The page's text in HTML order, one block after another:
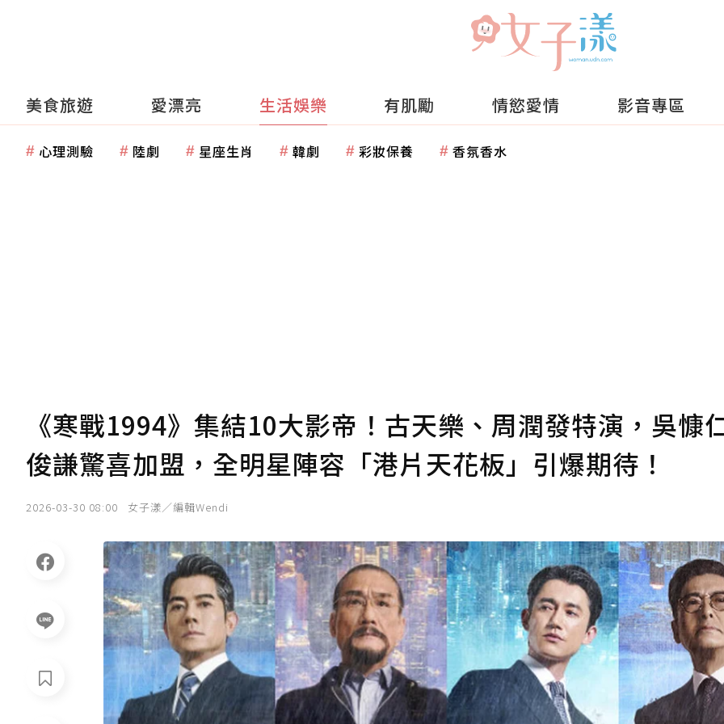
美食旅遊 愛漂亮 生活娛樂 有肌勵 情慾愛情 影音專區
心理測驗 陸劇 星座生肖 韓劇 彩妝保養 香氛香水
《寒戰1994》集結10大影帝！古天樂、周潤發特演，吳慷
俊謙驚喜加盟，全明星陣容「港片天花板」引爆期待！
2026-03-30 08:00 女子漾／編輯Wendi